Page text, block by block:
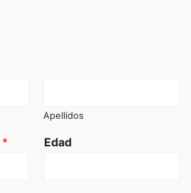
Apellidos
* Edad